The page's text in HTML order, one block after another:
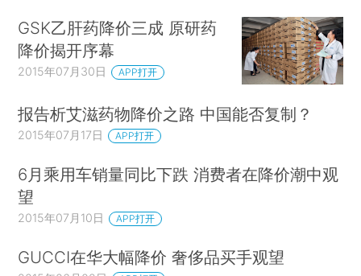
GSK乙肝药降价三成 原研药
降价揭开序幕
2015年07月30日 APP打开
报告析艾滋药物降价之路 中国能否复制？
2015年07月17日 APP打开
6月乘用车销量同比下跌 消费者在降价潮中观
望
2015年07月10日 APP打开
GUCCI在华大幅降价 奢侈品买手观望